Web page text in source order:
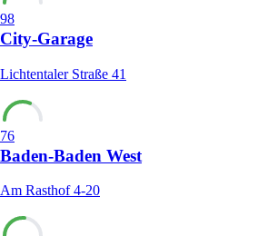
98
City-Garage
Lichtentaler Straße 41
76
Baden-Baden West
Am Rasthof 4-20